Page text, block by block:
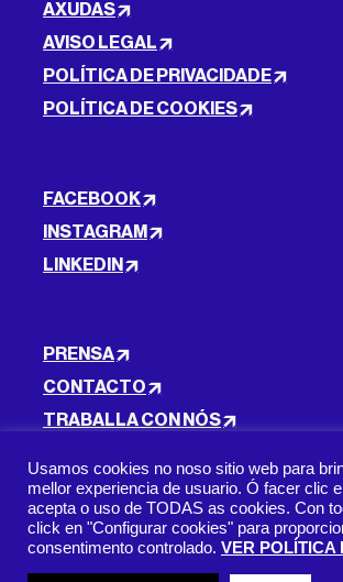
AXUDAS
AVISO LEGAL
POLÍTICA DE PRIVACIDADE
POLÍTICA DE COOKIES
FACEBOOK
INSTAGRAM
LINKEDIN
PRENSA
CONTACTO
TRABALLA CON NÓS
SUBSCRICIÓN AO BOLETÍN
Usamos cookies no noso sitio web para
mellor experiencia de usuario. Ó facer clic
acepta o uso de TODAS as cookies. Con
click en "Configurar cookies" para
consentimento controlado. VER POLÍTICA